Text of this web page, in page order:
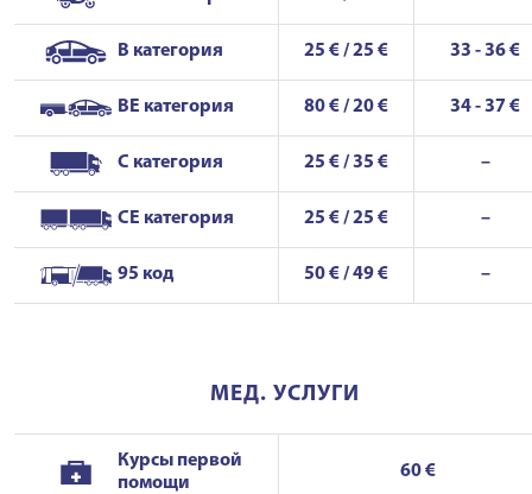
B категория 25 € / 25 € 33 - 36 €
BE категория 80 € / 20 € 34 - 37 €
C категория 25 € / 35 € –
CE категория 25 € / 25 € –
95 код 50 € / 49 € –
МЕД. УСЛУГИ
Курсы первой
помощи
60 €